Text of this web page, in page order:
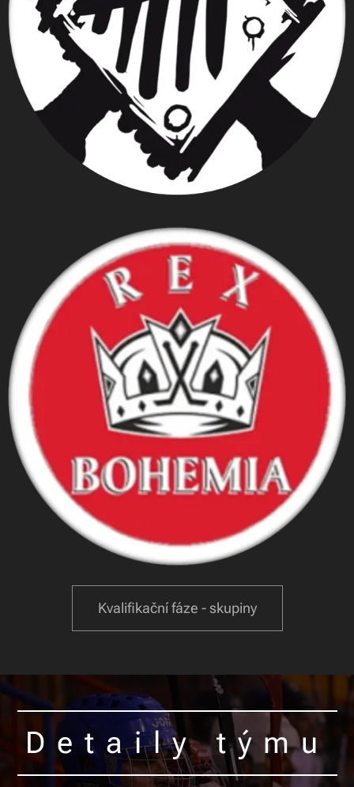
Kvalifikační fáze - skupiny
Detaily týmu